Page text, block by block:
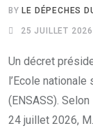
BYLE DÉPECHES
25 JUILLET 2026
Un décret
l’Ecole
(ENSASS).
24 juillet 2026,